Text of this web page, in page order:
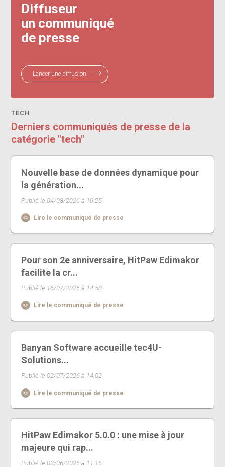
Diffuseur
un communiqué
de presse
Lancer une diffusion
TECH
Derniers communiqués de presse de la
catégorie "tech"
Nouvelle base de données dynamique pour
la génération...
Publié le 04/08/2026 à 10:25
Lire le communiqué de presse
Pour son 2e anniversaire, HitPaw Edimakor
facilite la cr...
Publié le 16/07/2026 à 14:58
Lire le communiqué de presse
Banyan Software accueille tec4U-
Solutions...
Publié le 02/07/2026 à 14:02
Lire le communiqué de presse
HitPaw Edimakor 5.0.0 : une mise à jour
majeure qui rap...
Publié le 03/06/2026 à 11:16